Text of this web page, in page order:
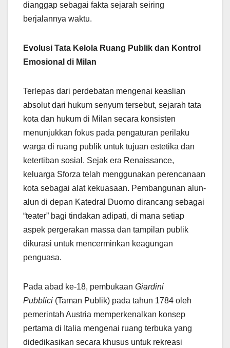
dianggap sebagai fakta sejarah seiring
berjalannya waktu.
Evolusi Tata Kelola Ruang Publik dan Kontrol
Emosional di Milan
Terlepas dari perdebatan mengenai keaslian
absolut dari hukum senyum tersebut, sejarah tata
kota dan hukum di Milan secara konsisten
menunjukkan fokus pada pengaturan perilaku
warga di ruang publik untuk tujuan estetika dan
ketertiban sosial. Sejak era Renaissance,
keluarga Sforza telah menggunakan perencanaan
kota sebagai alat kekuasaan. Pembangunan alun-
alun di depan Katedral Duomo dirancang sebagai
“teater” bagi tindakan adipati, di mana setiap
aspek pergerakan massa dan tampilan publik
dikurasi untuk mencerminkan keagungan
penguasa.
Pada abad ke-18, pembukaan Giardini
Pubblici (Taman Publik) pada tahun 1784 oleh
pemerintah Austria memperkenalkan konsep
pertama di Italia mengenai ruang terbuka yang
didedikasikan secara khusus untuk rekreasi